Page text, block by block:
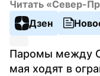
Читать «Север-
Дзен
Паромы между
мая ходят в